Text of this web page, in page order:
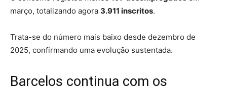
março, totalizando agora 3.911 inscritos.
Trata-se do número mais baixo desde dezembro de
2025, confirmando uma evolução sustentada.
Barcelos continua com os